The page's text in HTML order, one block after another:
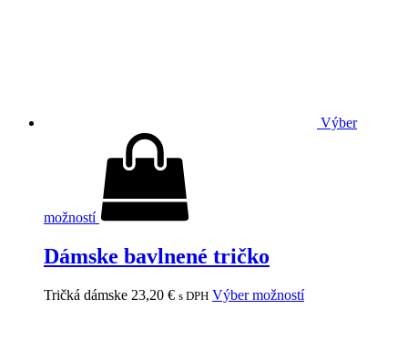
Výber
možností
Dámske bavlnené tričko
Tričká dámske 23,20 € s DPH Výber možností